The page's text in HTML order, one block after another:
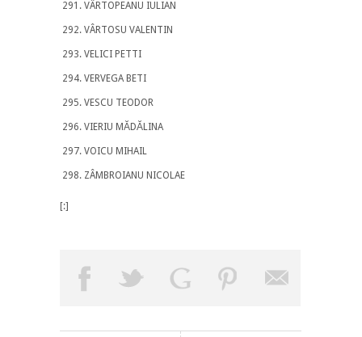
VÂRTOPEANU IULIAN
VÂRTOSU VALENTIN
VELICI PETTI
VERVEGA BETI
VESCU TEODOR
VIERIU MĂDĂLINA
VOICU MIHAIL
ZÂMBROIANU NICOLAE
[:]